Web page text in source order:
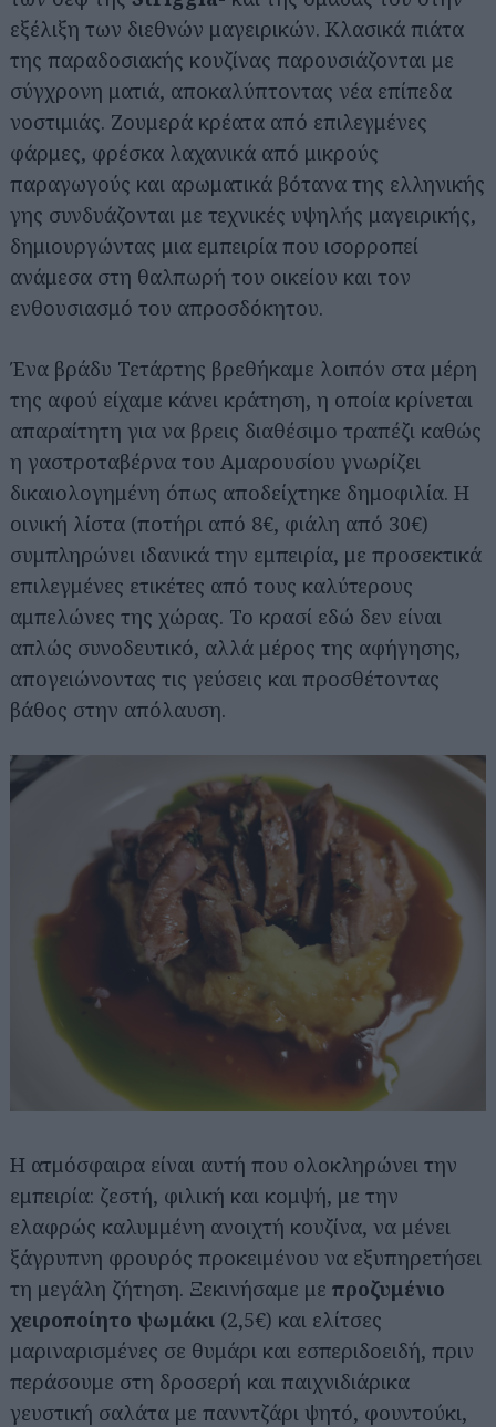
εξέλιξη των διεθνών μαγειρικών. Κλασικά πιάτα
της παραδοσιακής κουζίνας παρουσιάζονται με
σύγχρονη ματιά, αποκαλύπτοντας νέα επίπεδα
νοστιμιάς. Ζουμερά κρέατα από επιλεγμένες
φάρμες, φρέσκα λαχανικά από μικρούς
παραγωγούς και αρωματικά βότανα της ελληνικής
γης συνδυάζονται με τεχνικές υψηλής μαγειρικής,
δημιουργώντας μια εμπειρία που ισορροπεί
ανάμεσα στη θαλπωρή του οικείου και τον
ενθουσιασμό του απροσδόκητου.
Ένα βράδυ Τετάρτης βρεθήκαμε λοιπόν στα μέρη
της αφού είχαμε κάνει κράτηση, η οποία κρίνεται
απαραίτητη για να βρεις διαθέσιμο τραπέζι καθώς
η γαστροταβέρνα του Αμαρουσίου γνωρίζει
δικαιολογημένη όπως αποδείχτηκε δημοφιλία. Η
οινική λίστα (ποτήρι από 8€, φιάλη από 30€)
συμπληρώνει ιδανικά την εμπειρία, με προσεκτικά
επιλεγμένες ετικέτες από τους καλύτερους
αμπελώνες της χώρας. Το κρασί εδώ δεν είναι
απλώς συνοδευτικό, αλλά μέρος της αφήγησης,
απογειώνοντας τις γεύσεις και προσθέτοντας
βάθος στην απόλαυση.
Η ατμόσφαιρα είναι αυτή που ολοκληρώνει την
εμπειρία: ζεστή, φιλική και κομψή, με την
ελαφρώς καλυμμένη ανοιχτή κουζίνα, να μένει
ξάγρυπνη φρουρός προκειμένου να εξυπηρετήσει
τη μεγάλη ζήτηση. Ξεκινήσαμε με προζυμένιο
χειροποίητο ψωμάκι (2,5€) και ελίτσες
μαριναρισμένες σε θυμάρι και εσπεριδοειδή, πριν
περάσουμε στη δροσερή και παιχνιδιάρικα
γευστική σαλάτα με πανντζάρι ψητό, φουντούκι,